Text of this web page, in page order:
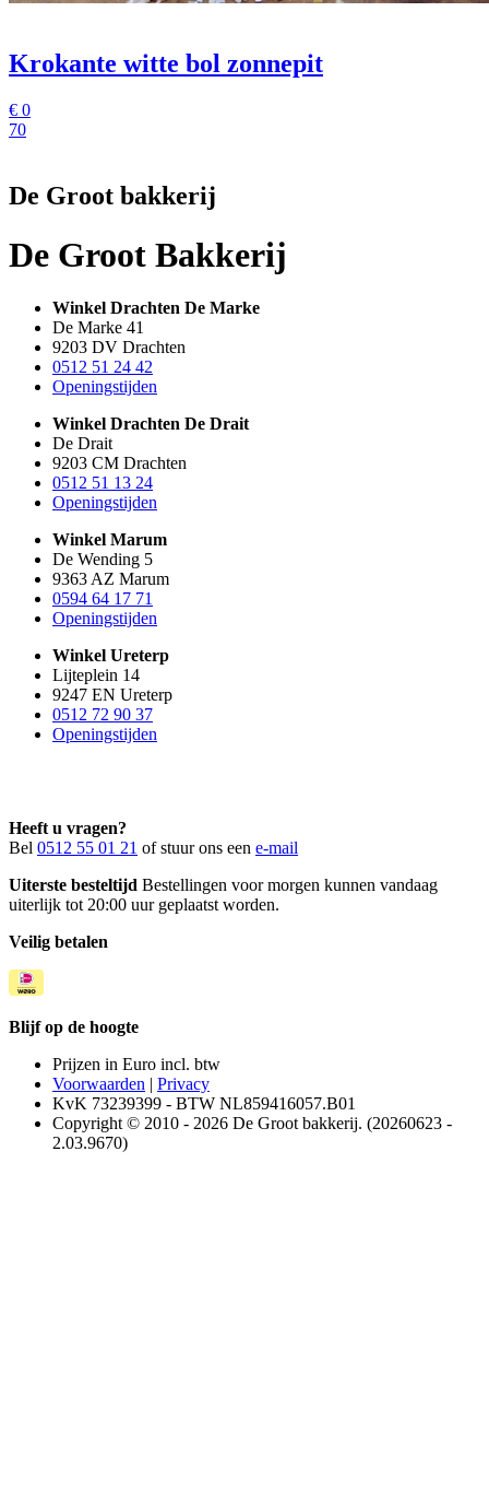
Krokante witte bol zonnepit
€ 0
70
De Groot bakkerij
De Groot Bakkerij
Winkel Drachten De Marke
De Marke 41
9203 DV Drachten
0512 51 24 42
Openingstijden
Winkel Drachten De Drait
De Drait
9203 CM Drachten
0512 51 13 24
Openingstijden
Winkel Marum
De Wending 5
9363 AZ Marum
0594 64 17 71
Openingstijden
Winkel Ureterp
Lijteplein 14
9247 EN Ureterp
0512 72 90 37
Openingstijden
Heeft u vragen?
Bel 0512 55 01 21 of stuur ons een e-mail
Uiterste besteltijd Bestellingen voor morgen kunnen vandaag
uiterlijk tot 20:00 uur geplaatst worden.
Veilig betalen
Blijf op de hoogte
Prijzen in Euro incl. btw
Voorwaarden | Privacy
KvK 73239399 - BTW NL859416057.B01
Copyright © 2010 - 2026 De Groot bakkerij. (20260623 -
2.03.9670)